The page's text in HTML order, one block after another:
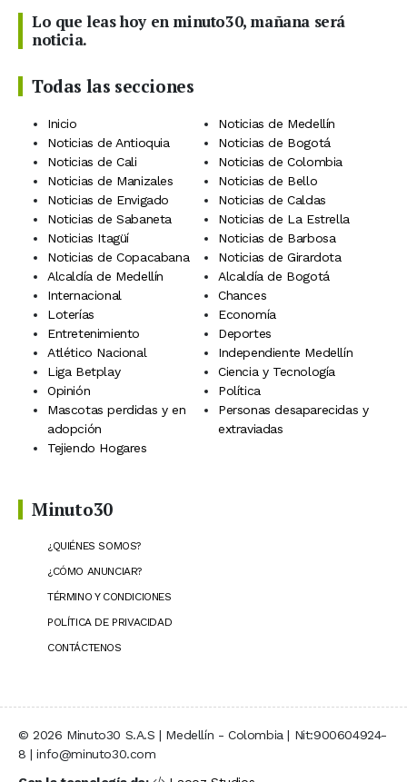
Lo que leas hoy en minuto30, mañana será
noticia.
Todas las secciones
Inicio
Noticias de Medellín
Noticias de Antioquia
Noticias de Bogotá
Noticias de Cali
Noticias de Colombia
Noticias de Manizales
Noticias de Bello
Noticias de Envigado
Noticias de Caldas
Noticias de Sabaneta
Noticias de La Estrella
Noticias Itagüí
Noticias de Barbosa
Noticias de Copacabana
Noticias de Girardota
Alcaldía de Medellín
Alcaldía de Bogotá
Internacional
Chances
Loterías
Economía
Entretenimiento
Deportes
Atlético Nacional
Independiente Medellín
Liga Betplay
Ciencia y Tecnología
Opinión
Política
Mascotas perdidas y en
adopción
Personas desaparecidas y
extraviadas
Tejiendo Hogares
Minuto30
¿QUIÉNES SOMOS?
¿CÓMO ANUNCIAR?
TÉRMINO Y CONDICIONES
POLÍTICA DE PRIVACIDAD
CONTÁCTENOS
© 2026 Minuto30 S.A.S | Medellín - Colombia | Nit:900604924-
8 | info@minuto30.com